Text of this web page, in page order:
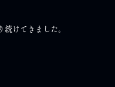
けてきました。